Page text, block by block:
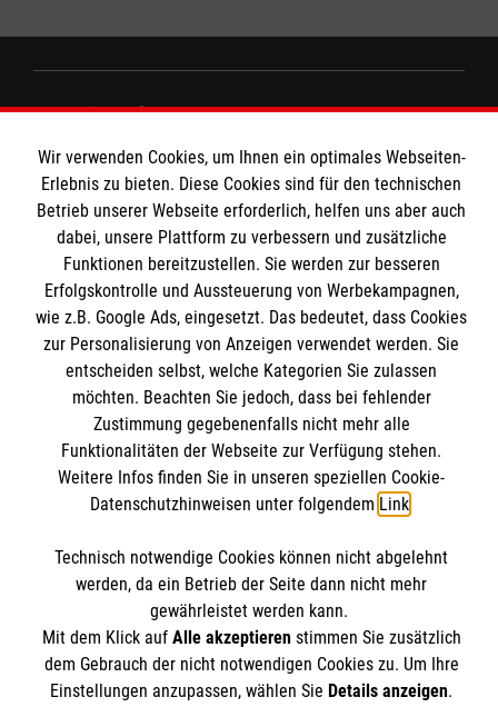
Wir Malteser
Spenden und Helfen
Angebote und Leistungen
Unsere Kurse
Mitarbeiten
Wir Malteser
Informationen
Downloads
Impressum
Malteser online
Malteserorden
Malteser Jugend
Malteser International
Sharepoint
Soziale Netzwerke
Der Malteser Hilfsdienst e.V. ist als eingetragene
gemeinnützige Organisation von der Körperschaft- und
Gewerbesteuer befreit.
Wir verwenden Cookies, um Ihnen ein optimales Webseiten-
Erlebnis zu bieten. Diese Cookies sind für den technischen
Betrieb unserer Webseite erforderlich, helfen uns aber auch
dabei, unsere Plattform zu verbessern und zusätzliche
Funktionen bereitzustellen. Sie werden zur besseren
Erfolgskontrolle und Aussteuerung von Werbekampagnen,
wie z.B. Google Ads, eingesetzt. Das bedeutet, dass Cookies
zur Personalisierung von Anzeigen verwendet werden. Sie
entscheiden selbst, welche Kategorien Sie zulassen
möchten. Beachten Sie jedoch, dass bei fehlender
Zustimmung gegebenenfalls nicht mehr alle
Funktionalitäten der Webseite zur Verfügung stehen.
Weitere Infos finden Sie in unseren speziellen Cookie-
Datenschutzhinweisen unter folgendem Link.
Technisch notwendige Cookies können nicht abgelehnt
werden, da ein Betrieb der Seite dann nicht mehr
gewährleistet werden kann.
Mit dem Klick auf Alle akzeptierenstimmen Sie zusätzlich
dem Gebrauch der nicht notwendigen Cookies zu. Um Ihre
Einstellungen anzupassen, wählen Sie Details anzeigen.